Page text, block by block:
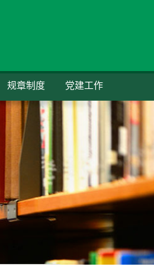
规章制度 党建工作